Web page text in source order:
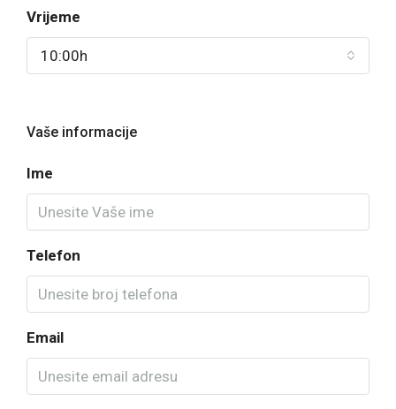
Vrijeme
10:00h
Vaše informacije
Ime
Telefon
Email